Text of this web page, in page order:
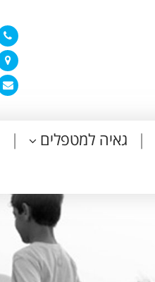
גאיה למטפלים